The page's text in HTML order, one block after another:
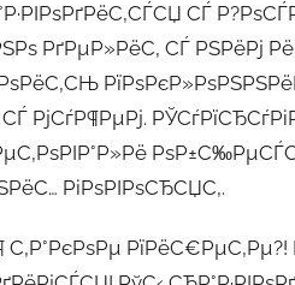
СЃ
РґРµР»РёС‚ СЃ РЅРёРј
СЃ РјСѓР¶РµРј.
РіРѕРІРѕСЂСЏС‚.
С‚Р°РєРѕРµ